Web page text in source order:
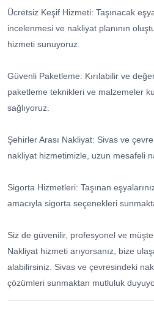
Ücretsiz Keşif Hizmeti: Taşınacak
incelenmesi ve nakliyat planının
hizmeti sunuyoruz.
Güvenli Paketleme: Kırılabilir ve
paketleme teknikleri ve malzemeler
sağlıyoruz.
Şehirler Arası Nakliyat: Sivas ve
nakliyat hizmetimizle, uzun mesafeli
Sigorta Hizmetleri: Taşınan
amacıyla sigorta seçenekleri
Siz de güvenilir, profesyonel ve
Nakliyat hizmeti arıyorsanız, bize
alabilirsiniz. Sivas ve çevresindeki
çözümleri sunmaktan mutluluk